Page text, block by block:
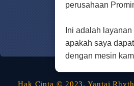
Hak Cipta © 2023. Yantai
perusahaan
Ini adalah
apakah saya
dengan mesin